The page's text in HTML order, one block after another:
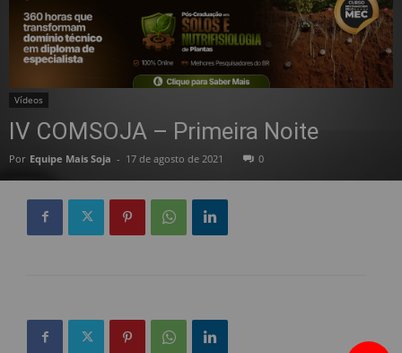
Vídeos
IV COMSOJA – Primeira Noite
Por Equipe Mais Soja - 17 de agosto de 2021 0